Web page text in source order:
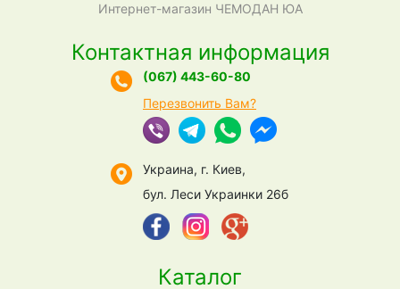
Интернет-магазин ЧЕМОДАН ЮА
Каталог
Контактная информация
(067) 443-60-80
Перезвонить Вам?
Украина, г. Киев,
бул. Леси Украинки 26б